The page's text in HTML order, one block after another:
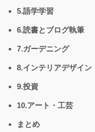
5.語学学習
6.読書とブログ執筆
7.ガーデニング
8.インテリアデザイン
9.投資
10.アート・工芸
まとめ